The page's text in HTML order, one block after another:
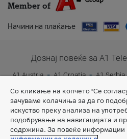
Member of
Начини на плаќање
Дознај повеќе за A1
A1 Austria A1 Croatia A1 Serbia
Со кликање на копчето "Се
зачуваме колачиња за да го
искуство преку анализа на
подобрување на навигацијата и
содржина. За повеќе информации